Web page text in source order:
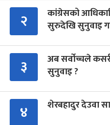
२
कांग्रेसको
सुरुदेखि सुनुवाइ
३
अब सर्वोच्चले
सुनुवाइ ?
४ शेरबहादुर देउवा